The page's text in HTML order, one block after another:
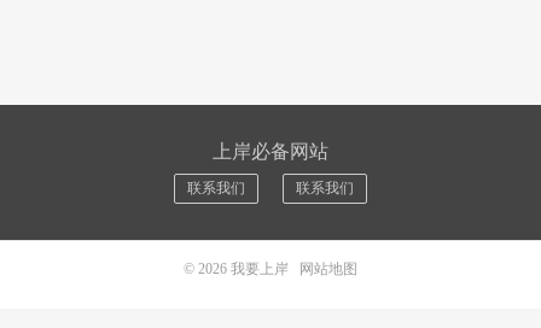
上岸必备网站
联系我们 联系我们
© 2026 我要上岸 网站地图